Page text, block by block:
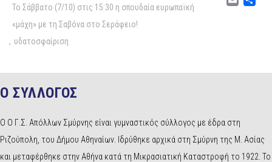
Το Σάββατο (7/10) στις 15:30 η σπουδαία ευρωπαϊκή
«μάχη» με τη Σαβόνα στο Σεράφειο!
, υδατοσφαίριση
Ο ΣΥΛΛΟΓΟΣ
Ο Ο Γ.Σ. Απόλλων Σμύρνης είναι γυμναστικός σύλλογος με έδρα στη
Ριζούπολη, του Δήμου Αθηναίων. Ιδρύθηκε αρχικά στη Σμύρνη της Μ. Ασίας
και μεταφέρθηκε στην Αθήνα κατά τη Μικρασιατική Καταστροφή το 1922. Το